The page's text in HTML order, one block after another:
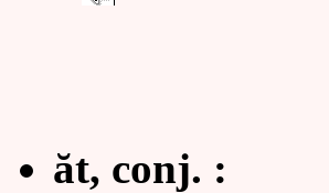
ăt, conj. :